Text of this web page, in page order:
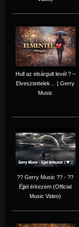
Hull az elsárgult levél ? –
Elvesztettelek… | Gerry
Music
?? Gerry Music ?? - ??
Éjjel érkezem (Official
Music Video)